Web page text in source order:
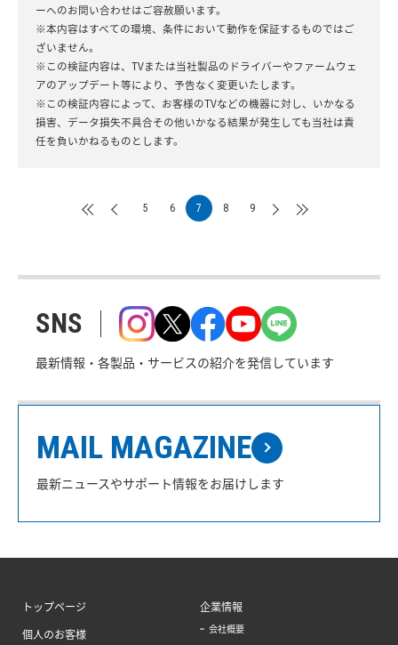
ーへのお問い合わせはご容赦願います。
※本内容はすべての環境、条件において動作を保証するものではご
ざいません。
※この検証内容は、TVまたは当社製品のドライバーやファームウェ
アのアップデート等により、予告なく変更いたします。
※この検証内容によって、お客様のTVなどの機器に対し、いかなる
損害、データ損失不具合その他いかなる結果が発生しても当社は責
任を負いかねるものとします。
5 6 7 8 9
SNS
最新情報・各製品・サービスの紹介を発信しています
MAIL MAGAZINE
最新ニュースやサポート情報をお届けします
トップページ
個人のお客様
企業情報
会社概要